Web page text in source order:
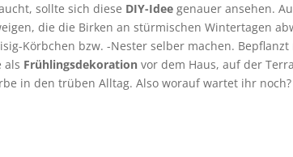
sollte sich diese DIY-Idee genauer ansehen.
die die Birken an stürmischen Wintertagen
Körbchen bzw. -Nester selber machen.
als Frühlingsdekoration vor dem Haus, auf der
in den trüben Alltag. Also worauf wartet ihr noch?